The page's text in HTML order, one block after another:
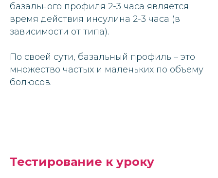
базального профиля 2-3 часа является
время действия инсулина 2-3 часа (в
зависимости от типа).
По своей сути, базальный профиль – это
множество частых и маленьких по объему
болюсов.
Тестирование к уроку